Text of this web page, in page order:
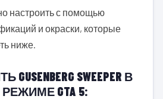
настроить с помощью
и окраски, которые
ниже.
SWEEPER В
GTA 5: